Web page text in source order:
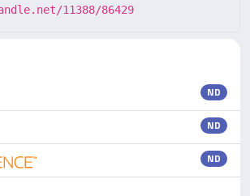
11388/86429
ND
ND
ND